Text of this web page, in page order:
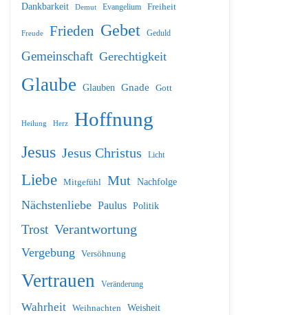
Dankbarkeit Demut Evangelium Freiheit
Freude Frieden Gebet Geduld
Gemeinschaft Gerechtigkeit
Glaube Glauben Gnade Gott
Heilung Herz Hoffnung
Jesus Jesus Christus Licht
Liebe Mitgefühl Mut Nachfolge
Nächstenliebe Paulus Politik
Trost Verantwortung
Vergebung Versöhnung
Vertrauen Veränderung
Wahrheit Weihnachten Weisheit